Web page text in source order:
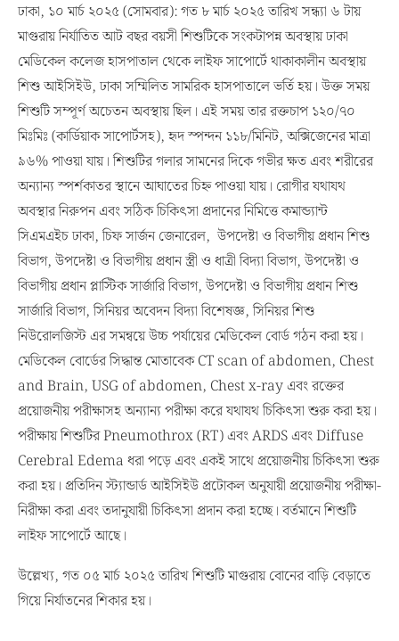
ঢাকা, ১০ মার্চ ২০২৫ (সোমবার): গত ৮ মার্চ ২০২৫ তারিখ সন্ধ্যা ৬ টায়
মাগুরায় নির্যাতিত আট বছর বয়সী শিশুটিকে সংকটাপন্ন অবস্থায় ঢাকা
মেডিকেল কলেজ হাসপাতাল থেকে লাইফ সাপোর্টে থাকাকালীন অবস্থায়
শিশু আইসিইউ, ঢাকা সম্মিলিত সামরিক হাসপাতালে ভর্তি হয়। উক্ত সময়
শিশুটি সম্পূর্ণ অচেতন অবস্থায় ছিল। এই সময় তার রক্তচাপ ১২০/৭০
মিঃমিঃ (কার্ডিয়াক সাপোর্টসহ), হৃদ স্পন্দন ১১৮/মিনিট, অক্সিজেনের মাত্রা
৯৬% পাওয়া যায়। শিশুটির গলার সামনের দিকে গভীর ক্ষত এবং শরীরের
অন্যান্য স্পর্শকাতর স্থানে আঘাতের চিহ্ন পাওয়া যায়। রোগীর যথাযথ
অবস্থার নিরুপন এবং সঠিক চিকিৎসা প্রদানের নিমিত্তে কমান্ড্যান্ট
সিএমএইচ ঢাকা, চিফ সার্জন জেনারেল, উপদেষ্টা ও বিভাগীয় প্রধান শিশু
বিভাগ, উপদেষ্টা ও বিভাগীয় প্রধান স্ত্রী ও ধাত্রী বিদ্যা বিভাগ, উপদেষ্টা ও
বিভাগীয় প্রধান প্লাস্টিক সার্জারি বিভাগ, উপদেষ্টা ও বিভাগীয় প্রধান শিশু
সার্জারি বিভাগ, সিনিয়র অবেদন বিদ্যা বিশেষজ্ঞ, সিনিয়র শিশু
নিউরোলজিস্ট এর সমন্বয়ে উচ্চ পর্যায়ের মেডিকেল বোর্ড গঠন করা হয়।
মেডিকেল বোর্ডের সিদ্ধান্ত মোতাবেক CT scan of abdomen, Chest
and Brain, USG of abdomen, Chest x-ray এবং রক্তের
প্রয়োজনীয় পরীক্ষাসহ অন্যান্য পরীক্ষা করে যথাযথ চিকিৎসা শুরু করা হয়।
পরীক্ষায় শিশুটির Pneumothrox (RT) এবং ARDS এবং Diffuse
Cerebral Edema ধরা পড়ে এবং একই সাথে প্রয়োজনীয় চিকিৎসা শুরু
করা হয়। প্রতিদিন স্ট্যান্ডার্ড আইসিইউ প্রটোকল অনুযায়ী প্রয়োজনীয় পরীক্ষা-
নিরীক্ষা করা এবং তদানুযায়ী চিকিৎসা প্রদান করা হচ্ছে। বর্তমানে শিশুটি
লাইফ সাপোর্টে আছে।
উল্লেখ্য, গত ০৫ মার্চ ২০২৫ তারিখ শিশুটি মাগুরায় বোনের বাড়ি বেড়াতে
গিয়ে নির্যাতনের শিকার হয়।